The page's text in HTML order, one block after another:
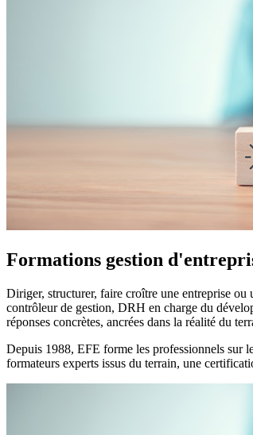
Formations gestion
Diriger, structurer, faire croître une entreprise ou
contrôleur de gestion, DRH en charge du
réponses concrètes, ancrées dans la réalité du
Depuis 1988, EFE forme les professionnels sur
formateurs experts issus du terrain, une